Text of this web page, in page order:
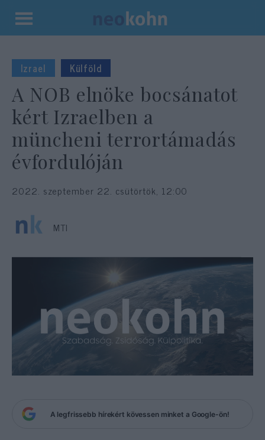
Kilépés
tartalomba
Izrael Külföld
A NOB elnöke bocsánatot
kért Izraelben a
müncheni terrortámadás
évfordulóján
2022. szeptember 22. csütörtök, 12:00
MTI
A legfrissebb hírekért kövessen minket a Google-ön!